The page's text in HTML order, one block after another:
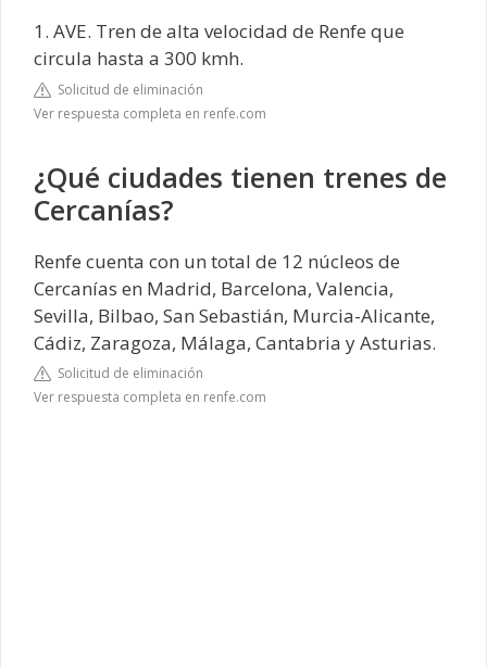
1. AVE. Tren de alta velocidad de Renfe que
circula hasta a 300 kmh.
Solicitud de eliminación
Ver respuesta completa en renfe.com
¿Qué ciudades tienen trenes de
Cercanías?
Renfe cuenta con un total de 12 núcleos de
Cercanías en Madrid, Barcelona, Valencia,
Sevilla, Bilbao, San Sebastián, Murcia-Alicante,
Cádiz, Zaragoza, Málaga, Cantabria y Asturias.
Solicitud de eliminación
Ver respuesta completa en renfe.com